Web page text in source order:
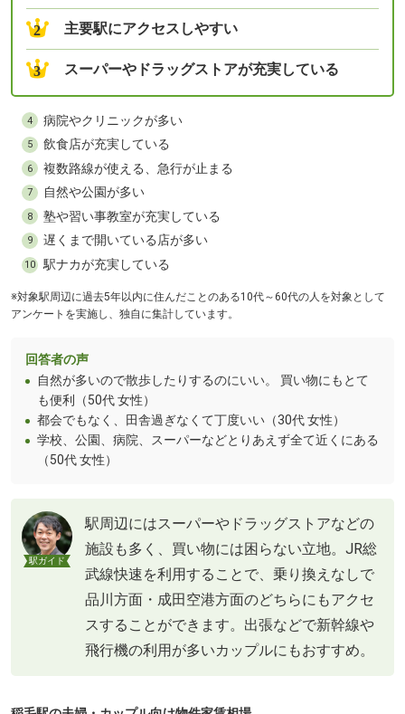
2 主要駅にアクセスしやすい
3 スーパーやドラッグストアが充実している
4 病院やクリニックが多い
5 飲食店が充実している
6 複数路線が使える、急行が止まる
7 自然や公園が多い
8 塾や習い事教室が充実している
9 遅くまで開いている店が多い
10 駅ナカが充実している
※対象駅周辺に過去5年以内に住んだことのある10代～60代の人を対象として
アンケートを実施し、独自に集計しています。
回答者の声
自然が多いので散歩したりするのにいい。 買い物にもとて
も便利（50代 女性）
都会でもなく、田舎過ぎなくて丁度いい（30代 女性）
学校、公園、病院、スーパーなどとりあえず全て近くにある
（50代 女性）
駅ガイド
駅周辺にはスーパーやドラッグストアなどの
施設も多く、買い物には困らない立地。JR総
武線快速を利用することで、乗り換えなしで
品川方面・成田空港方面のどちらにもアクセ
スすることができます。出張などで新幹線や
飛行機の利用が多いカップルにもおすすめ。